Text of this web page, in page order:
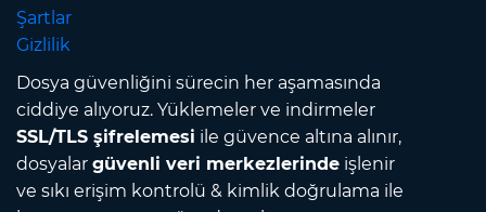
Şartlar
Gizlilik
Dosya güvenliğini sürecin her aşamasında
ciddiye alıyoruz. Yüklemeler ve indirmeler
SSL/TLS şifrelemesi ile güvence altına alınır,
dosyalar güvenli veri merkezlerinde işlenir
ve sıkı erişim kontrolü & kimlik doğrulama ile